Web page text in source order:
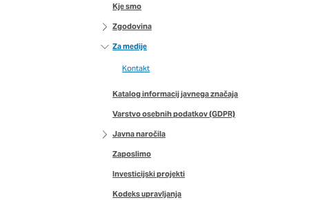
Kje smo
Zgodovina
Za medije
Kontakt
Katalog informacij javnega značaja
Varstvo osebnih podatkov (GDPR)
Javna naročila
Zaposlimo
Investicijski projekti
Kodeks upravljanja
in
zbirajo, so združeni
lahko uporabljajo za
na drugih spletnih